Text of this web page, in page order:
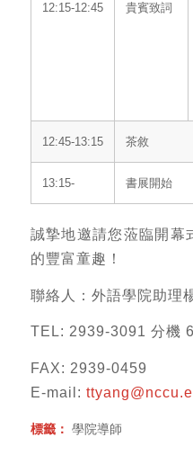
12:15-12:45 貴賓致詞
12:45-13:15 茶敘
13:15- 書展開始
誠摯地邀請您蒞臨開幕
的豐富童趣！
聯絡人：外語學院助理
TEL: 2939-3091 分機
FAX: 2939-0459
E-mail:
標籤： 學院導師